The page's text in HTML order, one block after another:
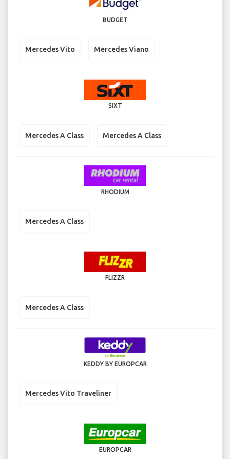
BUDGET
Mercedes Vito Mercedes Viano
SIXT
Mercedes A Class Mercedes A Class
RHODIUM
Mercedes A Class
FLIZZR
Mercedes A Class
KEDDY BY EUROPCAR
Mercedes Vito Traveliner
EUROPCAR